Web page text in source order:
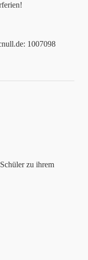
1007098
zu ihrem